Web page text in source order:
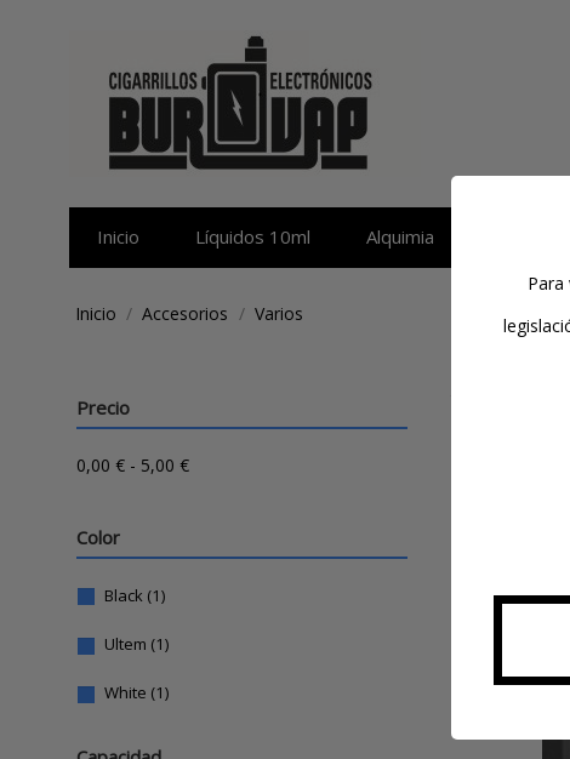
Inicio Líquidos 10ml Alquimia
Inicio Accesorios Varios
Precio
0,00 € - 5,00 €
Color
Black (1)
Ultem (1)
White (1)